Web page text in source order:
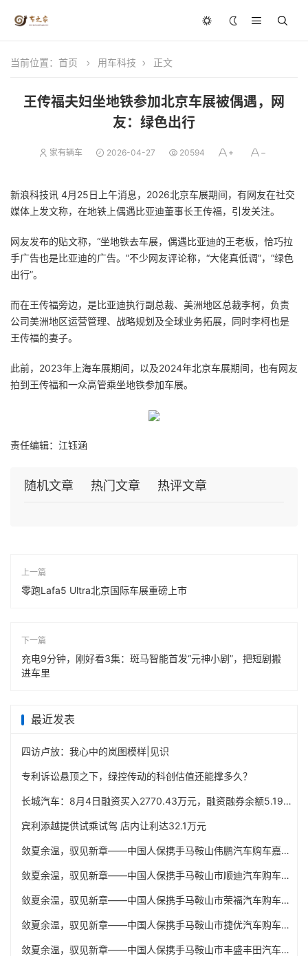
当前位置： 首页 用车科技 正文
王传福夫妇坐地铁参加北京车展被偶遇，网
友：绿色出行
家有辆车 2026-04-27 20594
新浪科技讯 4月25日上午消息，2026北京车展期间，有网友在社交
媒体上发文称，在地铁上偶遇比亚迪董事长王传福，引发关注。
网友发布的贴文称，“坐地铁去车展，偶遇比亚迪的王老板，恰巧拉
手广告也是比亚迪的广告。”不少网友评论称，“大佬真低调”，“绿色
出行”。
而在王传福旁边，是比亚迪执行副总裁、美洲地区总裁李柯，负责
公司美洲地区运营管理、战略规划及全球业务拓展，同时李柯也是
王传福的妻子。
此前，2023年上海车展期间，以及2024年北京车展期间，也有网友
拍到王传福和一众高管乘坐地铁参加车展。
责任编辑：江钰涵
随机文章 热门文章 热评文章
上一篇
零跑Lafa5 Ultra北京国际车展重磅上市
下一篇
充电9分钟，刚好看3集：斑马智能首发“元神小剧”，把短剧搬
进车里
最近发表
四访卢放：我心中的岚图模样|见识
专利诉讼悬顶之下，绿控传动的科创估值还能撑多久？
长城汽车：8月4日融资买入2770.43万元，融资融券余额5.19亿元
宾利添越提供试乘试驾 店内让利达32.1万元
敛夏余温，驭见新章——中国人保携手马鞍山伟鹏汽车购车嘉年华
敛夏余温，驭见新章——中国人保携手马鞍山市顺迪汽车购车嘉年华
敛夏余温，驭见新章——中国人保携手马鞍山市荣福汽车购车嘉年华
敛夏余温，驭见新章——中国人保携手马鞍山市捷优汽车购车嘉年华
敛夏余温，驭见新章——中国人保携手马鞍山市丰盛丰田汽车购车嘉年华